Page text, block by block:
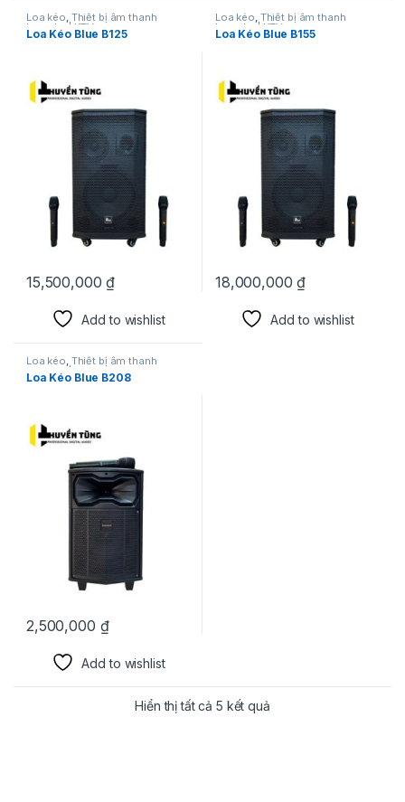
Loa kéo, Thiết bị âm thanh
karaoke | KTV
Loa Kéo Blue B125
15,500,000₫
Add to wishlist
Loa kéo, Thiết bị âm thanh
karaoke | KTV
Loa Kéo Blue B155
18,000,000₫
Add to wishlist
Loa kéo, Thiết bị âm thanh
karaoke | KTV
Loa Kéo Blue B208
2,500,000 ₫
Add to wishlist
Hiển thị tất cả 5 kết quả